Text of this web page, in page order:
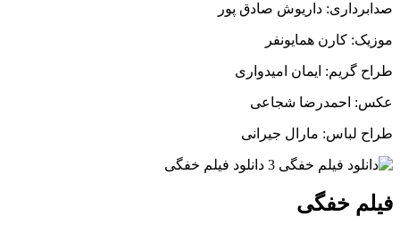
صدابرداری: داریوش صادق پور
موزیک: کارن همایونفر
طراح گریم: ایمان امیدواری
عکس: احمدرضا شجاعی
طراح لباس: مارال جیرانی
فیلم خفگی